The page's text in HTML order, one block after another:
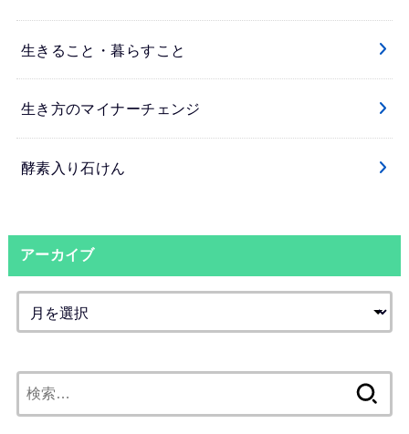
生きること・暮らすこと
生き方のマイナーチェンジ
酵素入り石けん
アーカイブ
索: